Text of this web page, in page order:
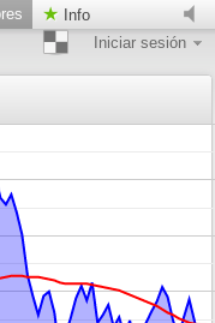
Info
Iniciar sesión